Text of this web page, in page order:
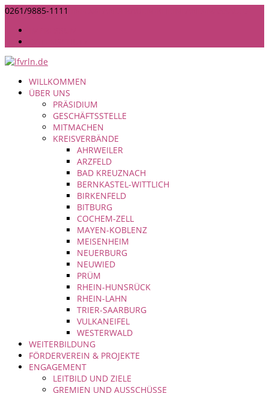
0261/9885-1111
WILLKOMMEN
ÜBER UNS
PRÄSIDIUM
GESCHÄFTSSTELLE
MITMACHEN
KREISVERBÄNDE
AHRWEILER
ARZFELD
BAD KREUZNACH
BERNKASTEL-WITTLICH
BIRKENFELD
BITBURG
COCHEM-ZELL
MAYEN-KOBLENZ
MEISENHEIM
NEUERBURG
NEUWIED
PRÜM
RHEIN-HUNSRÜCK
RHEIN-LAHN
TRIER-SAARBURG
VULKANEIFEL
WESTERWALD
WEITERBILDUNG
FÖRDERVEREIN & PROJEKTE
ENGAGEMENT
LEITBILD UND ZIELE
GREMIEN UND AUSSCHÜSSE